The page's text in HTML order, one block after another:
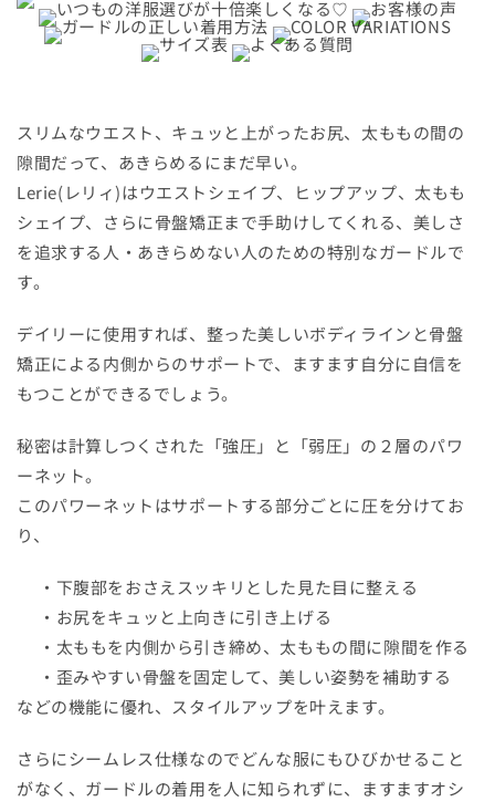
スリムなウエスト、キュッと上がったお尻、太ももの間の
隙間だって、あきらめるにまだ早い。
Lerie(レリィ)はウエストシェイプ、ヒップアップ、太もも
シェイプ、さらに骨盤矯正まで手助けしてくれる、美しさ
を追求する人・あきらめない人のための特別なガードルで
す。
デイリーに使用すれば、整った美しいボディラインと骨盤
矯正による内側からのサポートで、ますます自分に自信を
もつことができるでしょう。
秘密は計算しつくされた 「強圧」 と 「弱圧」 の２層のパワ
ーネット。
このパワーネットはサポートする部分ごとに圧を分けてお
り、
・下腹部をおさえスッキリとした見た目に整える
・お尻をキュッと上向きに引き上げる
・太ももを内側から引き締め、太ももの間に隙間を作る
・歪みやすい骨盤を固定して、美しい姿勢を補助する
などの機能に優れ、スタイルアップを叶えます。
さらにシームレス仕様なのでどんな服にもひびかせること
がなく、ガードルの着用を人に知られずに、ますますオシ